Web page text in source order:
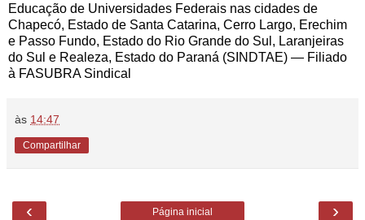
Educação de Universidades Federais nas cidades de
Chapecó, Estado de Santa Catarina, Cerro Largo, Erechim
e Passo Fundo, Estado do Rio Grande do Sul, Laranjeiras
do Sul e Realeza, Estado do Paraná (SINDTAE) — Filiado
à FASUBRA Sindical
às 14:47
Compartilhar
‹ ›
Página inicial